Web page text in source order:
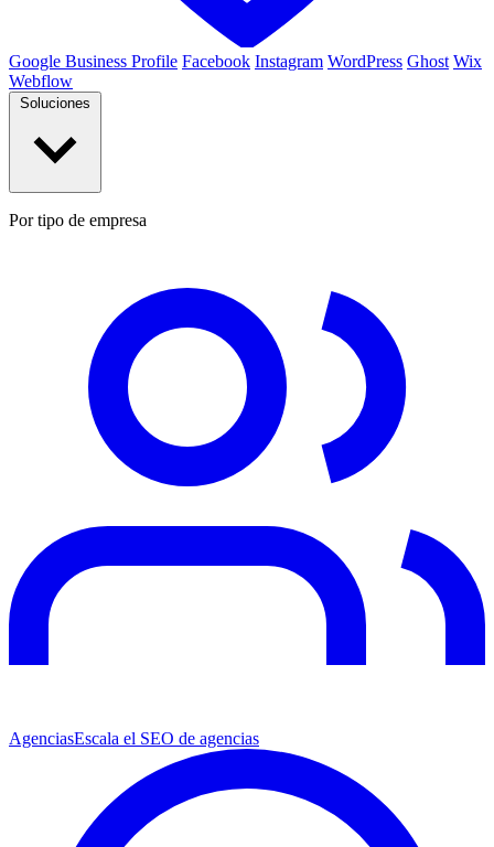
Google Business Profile Facebook Instagram WordPress Ghost Wix
Webflow
Por tipo de empresa
AgenciasEscala el SEO de agencias